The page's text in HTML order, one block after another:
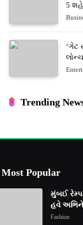
5
‘ગેટ
આ
Trending
Most Popular
મુંબઈ રેમ્પ
હવે
ફેશન
Fashion